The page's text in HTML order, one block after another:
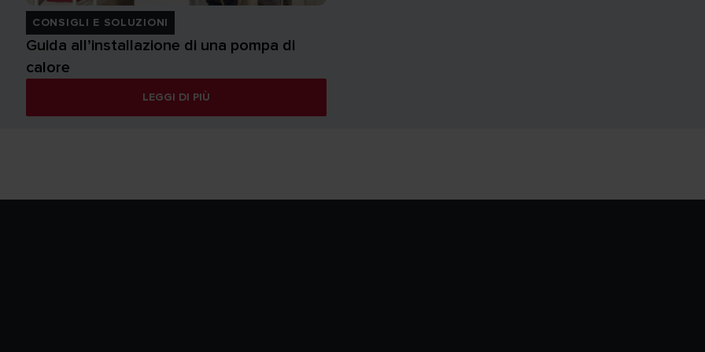
CONSIGLI E SOLUZIONI
Guida all’installazione di una pompa di
calore
LEGGI DI PIÙ